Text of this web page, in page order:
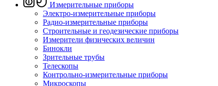
Измерительные приборы
Электро-измерительные приборы
Радио-измерительные приборы
Строительные и геодезические приборы
Измерители физических величин
Бинокли
Зрительные трубы
Телескопы
Контрольно-измерительные приборы
Микроскопы